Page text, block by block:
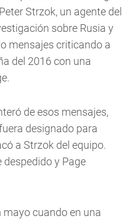
Strzok, un agente del
sobre Rusia y
mensajes criticando a
del 2016 con una
de esos mensajes,
designado para
a Strzok del equipo.
y Page
cuando en una